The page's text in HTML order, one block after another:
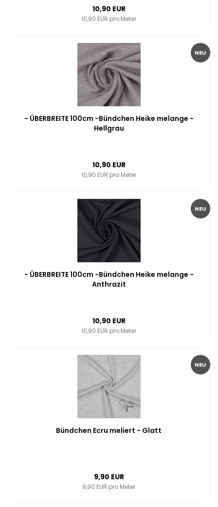
10,90 EUR
10,90 EUR pro Meter
NEU
- ÜBERBREITE 100cm -Bündchen Heike melange -
Hellgrau
10,90 EUR
10,90 EUR pro Meter
NEU
- ÜBERBREITE 100cm -Bündchen Heike melange -
Anthrazit
10,90 EUR
10,90 EUR pro Meter
NEU
Bündchen Ecru meliert - Glatt
9,90 EUR
9,90 EUR pro Meter